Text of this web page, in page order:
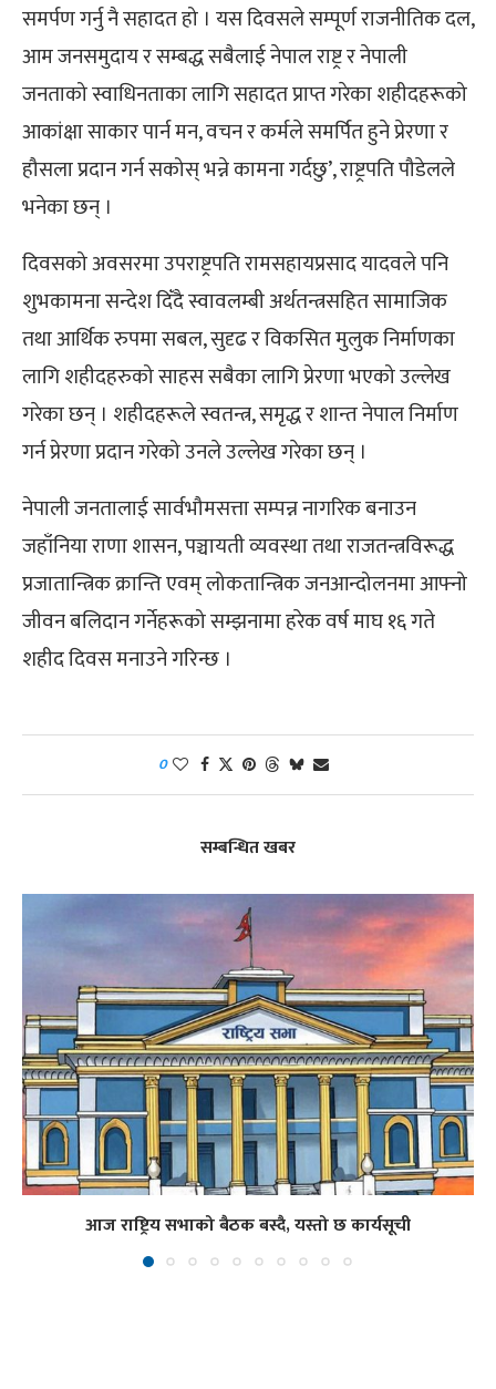
समर्पण गर्नु नै सहादत हो । यस दिवसले सम्पूर्ण राजनीतिक दल,
आम जनसमुदाय र सम्बद्ध सबैलाई नेपाल राष्ट्र र नेपाली
जनताको स्वाधिनताका लागि सहादत प्राप्त गरेका शहीदहरूको
आकांक्षा साकार पार्न मन, वचन र कर्मले समर्पित हुने प्रेरणा र
हौसला प्रदान गर्न सकोस् भन्ने कामना गर्दछु’, राष्ट्रपति पौडेलले
भनेका छन् ।
दिवसको अवसरमा उपराष्ट्रपति रामसहायप्रसाद यादवले पनि
शुभकामना सन्देश दिँदै स्वावलम्बी अर्थतन्त्रसहित सामाजिक
तथा आर्थिक रुपमा सबल, सुदृढ र विकसित मुलुक निर्माणका
लागि शहीदहरुको साहस सबैका लागि प्रेरणा भएको उल्लेख
गरेका छन् । शहीदहरूले स्वतन्त्र, समृद्ध र शान्त नेपाल निर्माण
गर्न प्रेरणा प्रदान गरेको उनले उल्लेख गरेका छन् ।
नेपाली जनतालाई सार्वभौमसत्ता सम्पन्न नागरिक बनाउन
जहाँनिया राणा शासन, पञ्चायती व्यवस्था तथा राजतन्त्रविरूद्ध
प्रजातान्त्रिक क्रान्ति एवम् लोकतान्त्रिक जनआन्दोलनमा आफ्नो
जीवन बलिदान गर्नेहरूको सम्झनामा हरेक वर्ष माघ १६ गते
शहीद दिवस मनाउने गरिन्छ ।
0
सम्बन्धित खबर
आज राष्ट्रिय सभाको बैठक बस्दै, यस्तो छ कार्यसूची